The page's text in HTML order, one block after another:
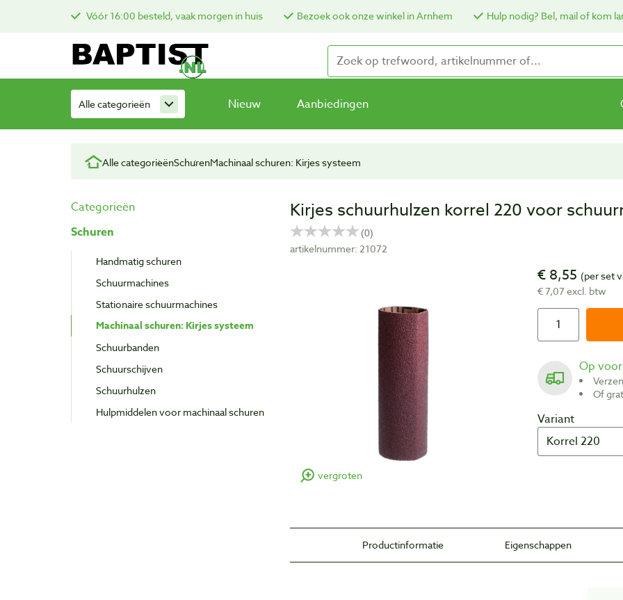
Vóór 16:00 besteld, vaak morgen in huis Bezoek ook onze winkel in Arnhem Hulp nodig? Bel, mail of kom
Alle categorieën Nieuw Aanbiedingen
Alle categorieënSchurenMachinaal schuren: Kirjes systeem
Categorieën
Schuren
Handmatig schuren
Schuurmachines
Stationaire schuurmachines
Machinaal schuren: Kirjes systeem
Schuurbanden
Schuurschijven
Schuurhulzen
Hulpmiddelen voor machinaal schuren
Kirjes schuurhulzen korrel 220 voor
artikelnummer: 21072
vergroten
€ 8,55 (per set
€ 7,07 excl. btw
Op
Of
Variant
Productinformatie Eigenschappen